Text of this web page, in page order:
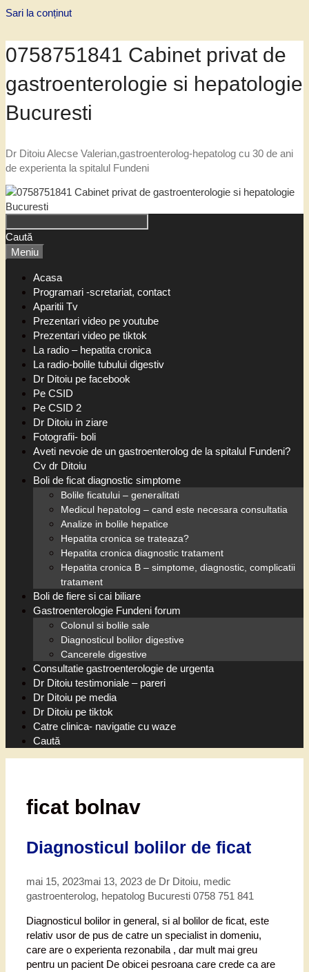
Sari la conținut
0758751841 Cabinet privat de
gastroenterologie si hepatologie
Bucuresti
Dr Ditoiu Alecse Valerian,gastroenterolog-hepatolog cu 30 de ani
de experienta la spitalul Fundeni
Caută
Meniu
Acasa
Programari -scretariat, contact
Aparitii Tv
Prezentari video pe youtube
Prezentari video pe tiktok
La radio – hepatita cronica
La radio-bolile tubului digestiv
Dr Ditoiu pe facebook
Pe CSID
Pe CSID 2
Dr Ditoiu in ziare
Fotografii- boli
Aveti nevoie de un gastroenterolog de la spitalul Fundeni?
Cv dr Ditoiu
Boli de ficat diagnostic simptome
Bolile ficatului – generalitati
Medicul hepatolog – cand este necesara consultatia
Analize in bolile hepatice
Hepatita cronica se trateaza?
Hepatita cronica diagnostic tratament
Hepatita cronica B – simptome, diagnostic, complicatii
tratament
Boli de fiere si cai biliare
Gastroenterologie Fundeni forum
Colonul si bolile sale
Diagnosticul bolilor digestive
Cancerele digestive
Consultatie gastroenterologie de urgenta
Dr Ditoiu testimoniale – pareri
Dr Ditoiu pe media
Dr Ditoiu pe tiktok
Catre clinica- navigatie cu waze
Caută
ficat bolnav
Diagnosticul bolilor de ficat
mai 15, 2023mai 13, 2023 de Dr Ditoiu, medic
gastroenterolog, hepatolog Bucuresti 0758 751 841
Diagnosticul bolilor in general, si al bolilor de ficat, este
relativ usor de pus de catre un specialist in domeniu,
care are o experienta rezonabila , dar mult mai greu
pentru un pacient De obicei pesroana care crede ca are